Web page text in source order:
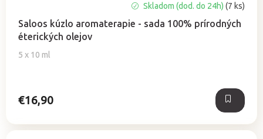
Saloos kúzlo aromaterapie - sada 100% prírodných
éterických olejov
5 x 10 ml
hodnotenie
produktu
je
5,0
Skladom (dod. do 24h)(7 ks)
€16,90